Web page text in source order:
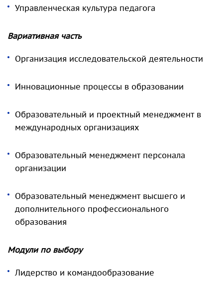
Управленческая культура педагога
Вариативная часть
Организация исследовательской деятельности
Инновационные процессы в образовании
Образовательный и проектный менеджмент в
международных организациях
Образовательный менеджмент персонала
организации
Образовательный менеджмент высшего и
дополнительного профессионального
образования
Модули по выбору
Лидерство и командообразование